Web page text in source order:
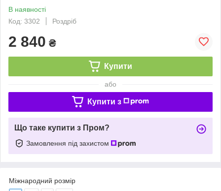
В наявності
Код: 3302
Роздріб
2 840 ₴
Купити
або
Купити з
Що таке купити з Пром?
Замовлення під захистом
Міжнародний розмір